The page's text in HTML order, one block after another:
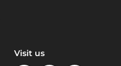
Visit us